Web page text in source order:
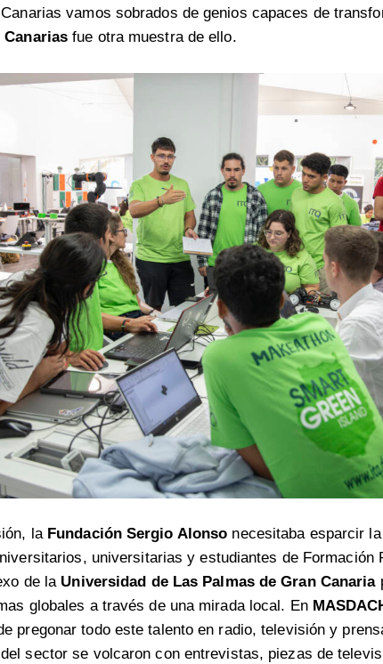
vamos sobrados de genios capaces de
Canarias fue otra muestra de ello.
la Fundación Sergio Alonso necesitaba esparcir
universitarias y estudiantes de Formación
de la Universidad de Las Palmas de Gran Canaria
globales a través de una mirada local. En
pregonar todo este talento en radio, televisión y
sector se volcaron con entrevistas, piezas de